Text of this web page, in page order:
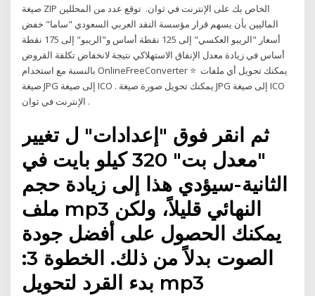
صيغة ZIP الخاص بك على الإنترنت في ثوان. ️ توقع عدد من المحللين
الماليين بأن يسهم قرار مؤسسة النقد العربي السعودي "ساما" خفض
أسعار "الريبو العكسي" إلى 125 نقطة أساس و"الريبو" إلى 175 نقطة
أساس في زيادة معدل الإنفاق الاستهلاكي نتيجة لانخفاض تكلفة القروض
بالنسبة مع استخدام OnlineFreeConverter ⭐ ️ يمكنك تحويل أي ملفات
صيغة JPG إلى صيغة ICO . يمكنك تحويل صورة صيغة JPG إلى صيغة ICO
الإنترنت في ثوان ️.
ثم انقر فوق "إعدادات" ل تغيير
"معدل بت" 320 كيلو بايت في
الثانية-سيؤدي هذا إلى زيادة حجم
ملف mp3 النهائي قليلاً، ولكن
يمكنك الحصول على أفضل جودة
الصوت بدلاً من ذلك. الخطوة 3:
بدء القرد لتحويل mp3